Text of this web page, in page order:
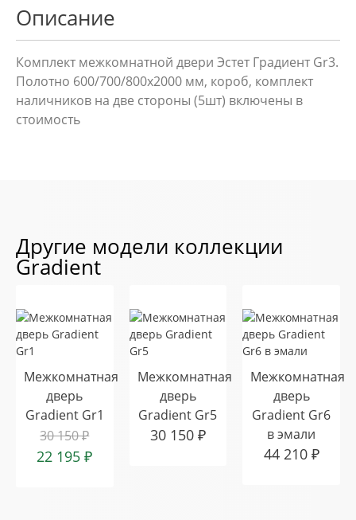
Описание
Комплект межкомнатной двери Эстет Градиент Gr3.
Полотно 600/700/800х2000 мм, короб, комплект
наличников на две стороны (5шт) включены в
стоимость
Другие модели коллекции
Gradient
Межкомнатная
дверь
Gradient Gr1
30 150₽
22 195₽
Межкомнатная
дверь
Gradient Gr5
30 150 ₽
Межкомнатная
дверь
Gradient Gr6
в эмали
44 210 ₽